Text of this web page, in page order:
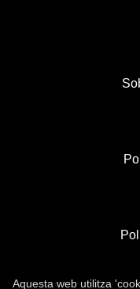
Aquesta web utilitza